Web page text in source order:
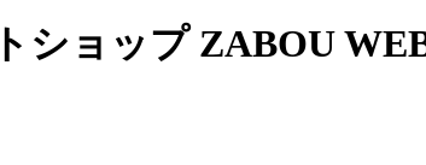
ショップ ZABOU